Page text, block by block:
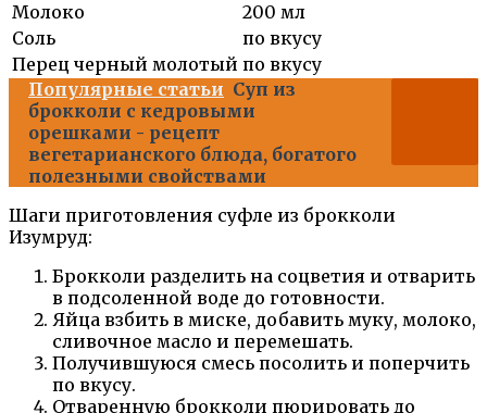
Молоко
200 мл
Соль
по вкусу
Перец черный молотый по вкусу
Популярные статьи Суп из
брокколи с кедровыми
орешками - рецепт
вегетарианского блюда, богатого
полезными свойствами
Шаги приготовления суфле из брокколи
Изумруд:
Брокколи разделить на соцветия и отварить
в подсоленной воде до готовности.
Яйца взбить в миске, добавить муку, молоко,
сливочное масло и перемешать.
Получившуюся смесь посолить и поперчить
по вкусу.
Отваренную брокколи пюрировать до